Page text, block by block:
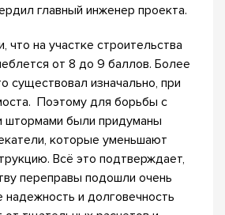
главный инженер проекта.
что на участке строительства
от 8 до 9 баллов. Более
существовал изначально, при
Поэтому для борьбы с
штормами были придуманы
которые уменьшают
Всё это подтверждает,
переправы подошли очень
надежность и долговечность